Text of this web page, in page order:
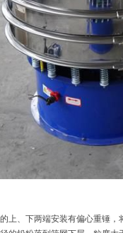
上、下两端安装有偏心重锤